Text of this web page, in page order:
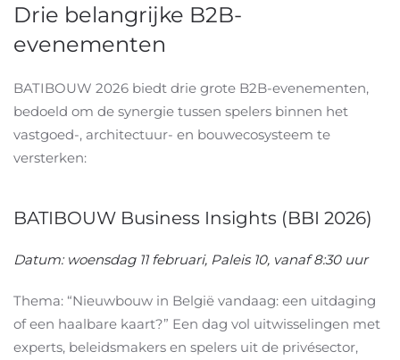
Drie belangrijke B2B-
evenementen
BATIBOUW 2026 biedt drie grote B2B-evenementen,
bedoeld om de synergie tussen spelers binnen het
vastgoed-, architectuur- en bouwecosysteem te
versterken:
BATIBOUW Business Insights (BBI 2026)
Datum: woensdag 11 februari, Paleis 10, vanaf 8:30 uur
Thema: “Nieuwbouw in België vandaag: een uitdaging
of een haalbare kaart?” Een dag vol uitwisselingen met
experts, beleidsmakers en spelers uit de privésector,